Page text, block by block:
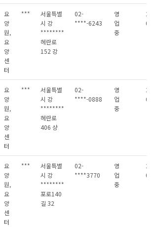
요
양
원,
요
양
센
터
***
서울특별
시 강
********
헤란로
152 강
02-
****-6243
영
업
중
요
양
원,
요
양
센
터
***
서울특별
시 강
********
헤란로
406 샹
02-
****-0888
영
업
중
요
양
원,
요
양
센
터
***
서울특별
시 강
********
포로140
길 32
02-
****3770
영
업
중